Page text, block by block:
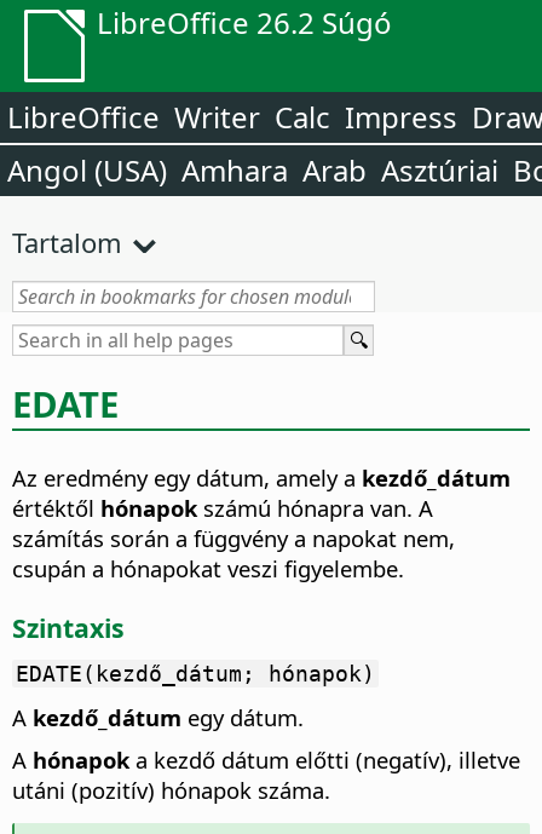
LibreOffice 26.2 Súgó
LibreOffice Writer Calc Impress
Angol (USA) Amhara Arab Asztúriai
Tartalom
EDATE
Az eredmény egy dátum, amely a kezdő_dátum
értéktől hónapokszámú hónapra van. A
számítás során a függvény a napokat nem,
csupán a hónapokat veszi figyelembe.
Szintaxis
EDATE(kezdő_dátum; hónapok)
A kezdő_dátum egy dátum.
A hónapoka kezdő dátum előtti (negatív), illetve
utáni (pozitív) hónapok száma.